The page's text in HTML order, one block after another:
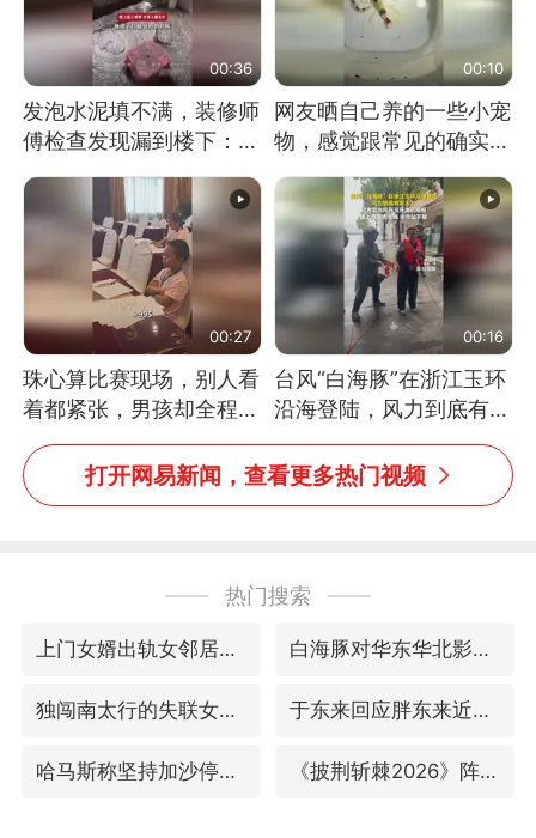
00:36
发泡水泥填不满，装修师
傅检查发现漏到楼下：出
风口未延伸到外墙
00:10
网友晒自己养的一些小宠
物，感觉跟常见的确实有
些不一样
00:27
珠心算比赛现场，别人看
着都紧张，男孩却全程气
定神闲、从容作答，最终
拿下冠军。网友：这淡定
的样子，一看就是有实
00:16
台风“白海豚”在浙江玉环
沿海登陆，风力到底有多
大？记者腰上拴着安全
绳，依然站不稳
打开网易新闻，查看更多热门视频
热门搜索
上门女婿出轨女邻居多年被判重婚罪 白海豚对华东华北影响会大于巴威
独闯南太行的失联女生最后轨迹已确认 于东来回应胖东来近25年老店年底关闭
哈马斯称坚持加沙停火协议路线图 《披荆斩棘2026》阵容官宣